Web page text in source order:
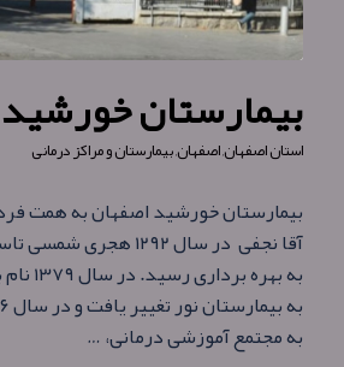
بیمارستان
استان اصفهان,اصفهان,بیمارستان و مراکز درمانی
بیمارستان خورشید اصفهان به همت
به
به مجتمع آموزشی درمانی، …